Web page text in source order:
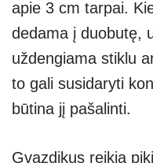
apie 3 cm tarpai.
dedama į duobutę,
uždengiama stiklu
to gali susidaryti
būtina jį pašalinti.
Gvazdikus reikia